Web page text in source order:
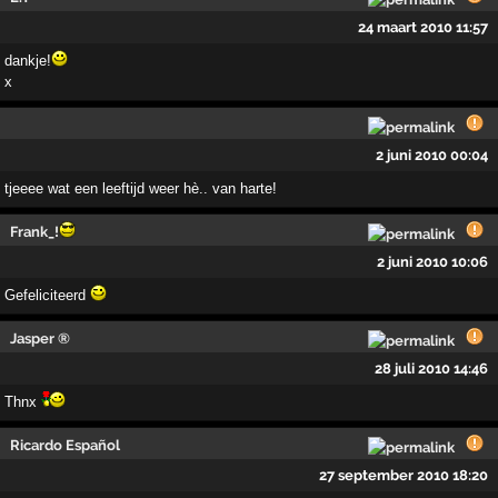
24 maart 2010 11:57
dankje!
x
2 juni 2010 00:04
tjeeee wat een leeftijd weer hè.. van harte!
Frank_!
2 juni 2010 10:06
Gefeliciteerd
Jasper ®
28 juli 2010 14:46
Thnx
Ricardo Español
27 september 2010 18:20